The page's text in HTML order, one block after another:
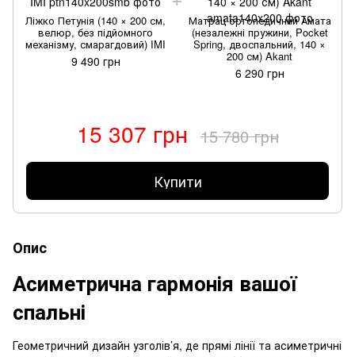
Ліжко Петунія (140 × 200 см,
велюр, без підйомного
механізму, смарагдовий) IMI
9 490 грн
Матрац ортопедичний Амата
(незалежні пружини, Pocket
Spring, двоспальний, 140 ×
200 см) Akant
6 290 грн
15 307 грн 15 780 грн
Купити
Опис
Асиметрична гармонія вашої
спальні
Геометричний дизайн узголів’я, де прямі лінії та асиметричні